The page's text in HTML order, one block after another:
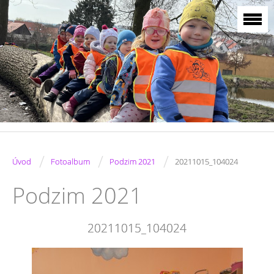
Úvod / Fotoalbum / Podzim 2021 / 20211015_104024
Podzim 2021
20211015_104024